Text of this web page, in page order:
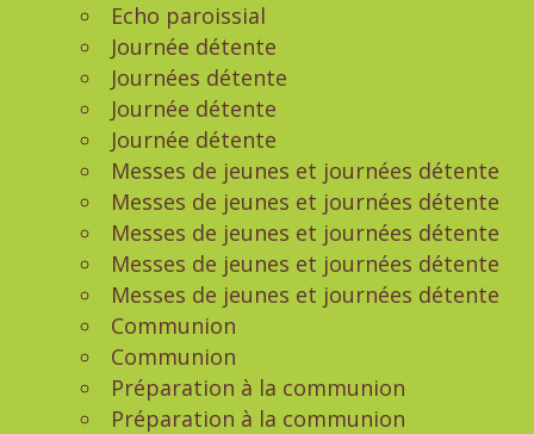
Echo paroissial
Journée détente
Journées détente
Journée détente
Journée détente
Messes de jeunes et journées détente
Messes de jeunes et journées détente
Messes de jeunes et journées détente
Messes de jeunes et journées détente
Messes de jeunes et journées détente
Communion
Communion
Préparation à la communion
Préparation à la communion